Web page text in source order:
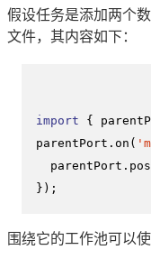
假设任务是添加两个
文件，其内容如下：
import {
parentPort. on (
  parentPort.
});
围绕它的工作池可以